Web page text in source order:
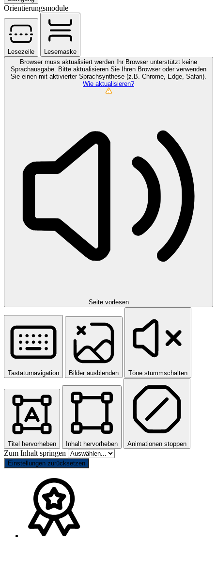
Orientierungsmodule
Lesezeile
Lesemaske
Browser muss aktualisiert werden
Ihr Browser unterstützt keine
Sprachausgabe. Bitte aktualisieren Sie Ihren Browser oder verwenden
Sie einen mit aktivierter Sprachsynthese (z.B. Chrome, Edge, Safari).
Wie aktualisieren?
Seite vorlesen
Tastaturnavigation Bilder ausblenden Töne stummschalten
Titel hervorheben Inhalt hervorheben Animationen stoppen
Zum Inhalt springen
Einstellungen zurücksetzen